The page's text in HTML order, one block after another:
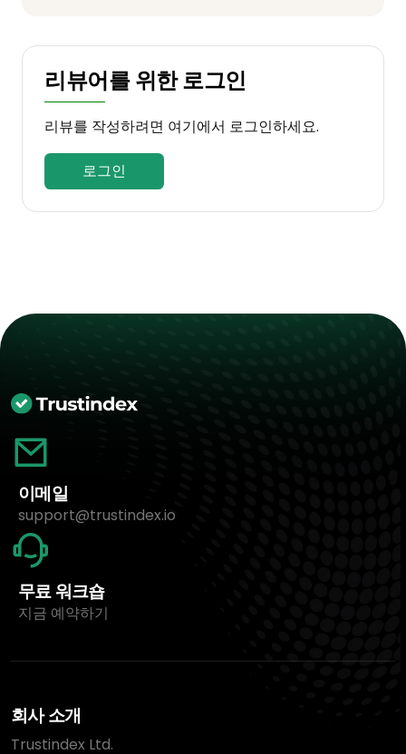
리뷰어를 위한 로그인
리뷰를 작성하려면 여기에서 로그인하세요.
로그인
이메일
support@trustindex.io
무료 워크숍
지금 예약하기
회사 소개
Trustindex Ltd.